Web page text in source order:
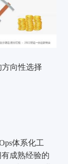
向性选择
体系化工
成熟经验的